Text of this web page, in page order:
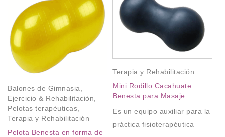
Balones de Gimnasia
Ejercicio & Rehabilitación
Pelotas terapéuticas
Terapia y Rehabilitación
Pelota Benesta en forma de
Terapia y Rehabilitación
Mini Rodillo Cacahuate
Benesta para Masaje
Es un equipo auxiliar para la
práctica fisioterapéutica